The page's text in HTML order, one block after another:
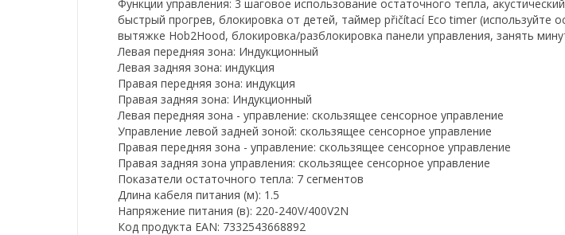
Функции управления: 3 шаговое использование остаточного тепла,
быстрый прогрев, блокировка от детей, таймер přičítací Eco timer (используйте
вытяжке Hob2Hood, блокировка/разблокировка панели управления, занять
Левая передняя зона: Индукционный
Левая задняя зона: индукция
Правая передняя зона: индукция
Правая задняя зона: Индукционный
Левая передняя зона - управление: скользящее сенсорное управление
Управление левой задней зоной: скользящее сенсорное управление
Правая передняя зона - управление: скользящее сенсорное управление
Правая задняя зона управления: скользящее сенсорное управление
Показатели остаточного тепла: 7 сегментов
Длина кабеля питания (м): 1.5
Напряжение питания (в): 220-240V/400V2N
Код продукта EAN: 7332543668892